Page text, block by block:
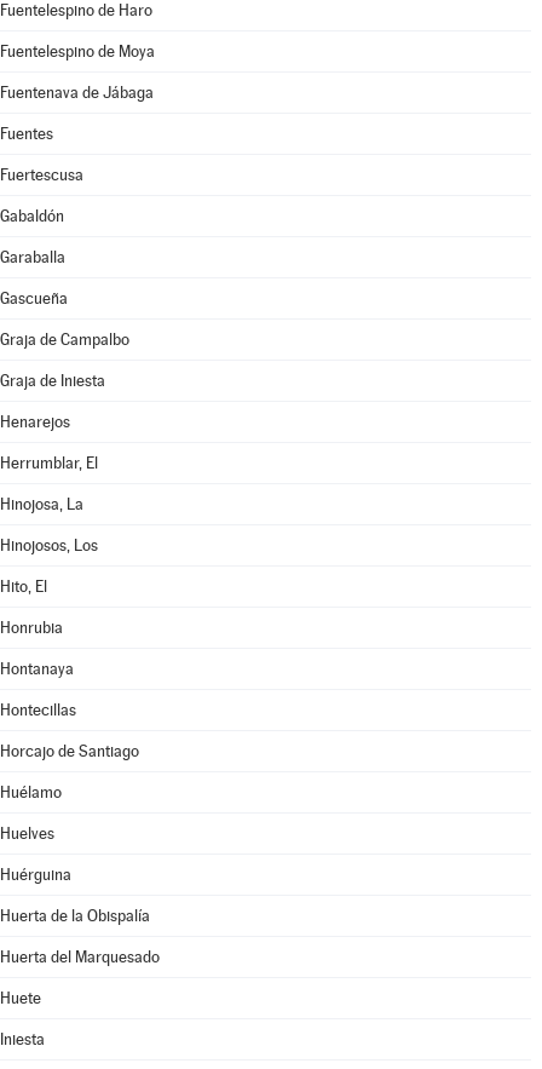
Fuentelespino de Haro
Fuentelespino de Moya
Fuentenava de Jábaga
Fuentes
Fuertescusa
Gabaldón
Garaballa
Gascueña
Graja de Campalbo
Graja de Iniesta
Henarejos
Herrumblar, El
Hinojosa, La
Hinojosos, Los
Hito, El
Honrubia
Hontanaya
Hontecillas
Horcajo de Santiago
Huélamo
Huelves
Huérguina
Huerta de la Obispalía
Huerta del Marquesado
Huete
Iniesta